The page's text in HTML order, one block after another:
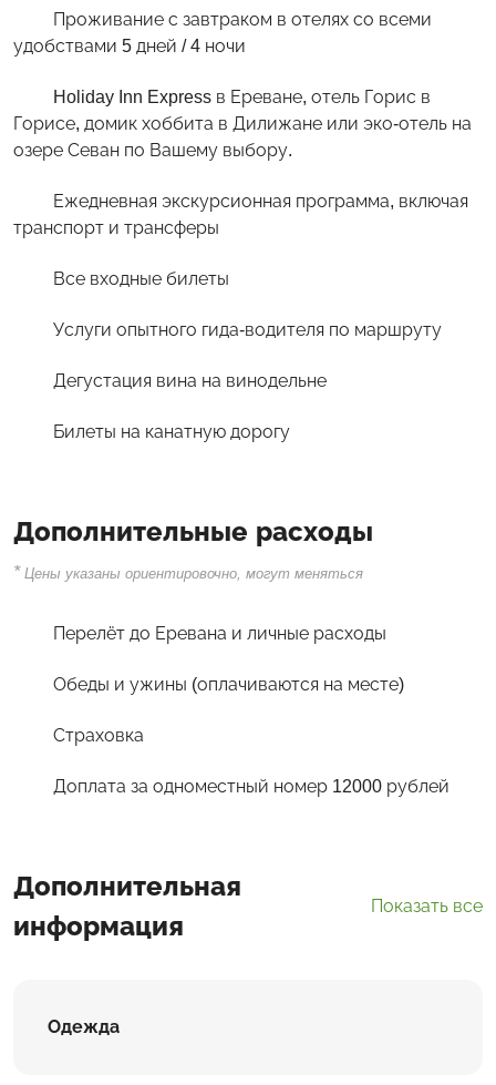
Проживание с завтраком в отелях со всеми
удобствами 5 дней / 4 ночи
Holiday Inn Express в Ереване, отель Горис в
Горисе, домик хоббита в Дилижане или эко-отель на
озере Севан по Вашему выбору.
Ежедневная экскурсионная программа, включая
транспорт и трансферы
Все входные билеты
Услуги опытного гида-водителя по маршруту
Дегустация вина на винодельне
Билеты на канатную дорогу
Дополнительные расходы
* Цены указаны ориентировочно, могут меняться
Перелёт до Еревана и личные расходы
Обеды и ужины (оплачиваются на месте)
Страховка
Доплата за одноместный номер 12000 рублей
Дополнительная
информация
Показать все
Одежда